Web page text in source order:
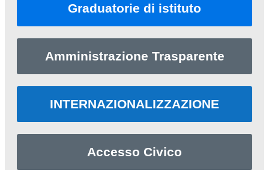
Graduatorie di istituto
Amministrazione Trasparente
INTERNAZIONALIZZAZIONE
Accesso Civico